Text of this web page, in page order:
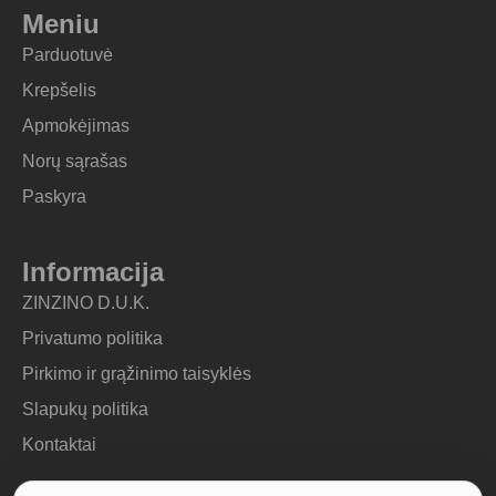
Meniu
Parduotuvė
Krepšelis
Apmokėjimas
Norų sąrašas
Paskyra
Informacija
ZINZINO D.U.K.
Privatumo politika
Pirkimo ir grąžinimo taisyklės
Slapukų politika
Kontaktai